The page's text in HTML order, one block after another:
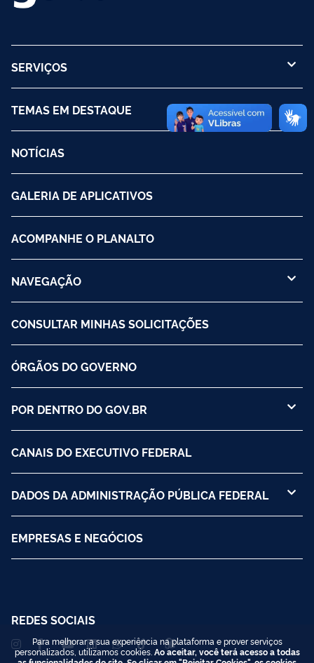
SERVIÇOS
TEMAS EM DESTAQUE
NOTÍCIAS
GALERIA DE APLICATIVOS
ACOMPANHE O PLANALTO
NAVEGAÇÃO
CONSULTAR MINHAS SOLICITAÇÕES
ÓRGÃOS DO GOVERNO
POR DENTRO DO GOV.BR
CANAIS DO EXECUTIVO FEDERAL
DADOS DA ADMINISTRAÇÃO PÚBLICA FEDERAL
EMPRESAS E NEGÓCIOS
REDES SOCIAIS
Para melhorar a sua experiência na plataforma e prover serviços
personalizados, utilizamos cookies. Ao aceitar, você terá acesso a todas